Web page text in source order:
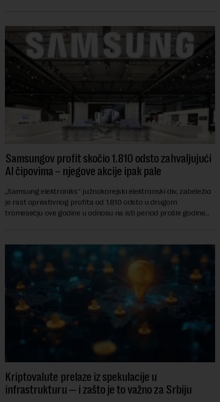
Samsungov profit skočio 1.810 odsto zahvaljujući
AI čipovima – njegove akcije ipak pale
,,Samsung elektroniks'' južnokorejski elektronski div, zabeležio
je rast opreativnog profita od 1.810 odsto u drugom
tromesečju ove godine u odnosu na isti period prošle godine
Kriptovalute prelaze iz spekulacije u
infrastrukturu — i zašto je to važno za Srbiju